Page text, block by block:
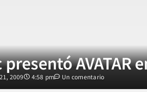
AVATAR
2009 4:58 pm Un comentario